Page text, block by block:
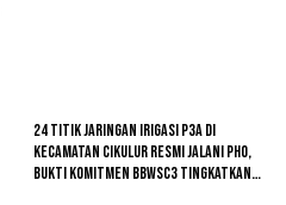
24 Titik Jaringan Irigasi P3A di
Kecamatan Cikulur Resmi Jalani PHO,
Bukti Komitmen BBWSC3 Tingkatkan